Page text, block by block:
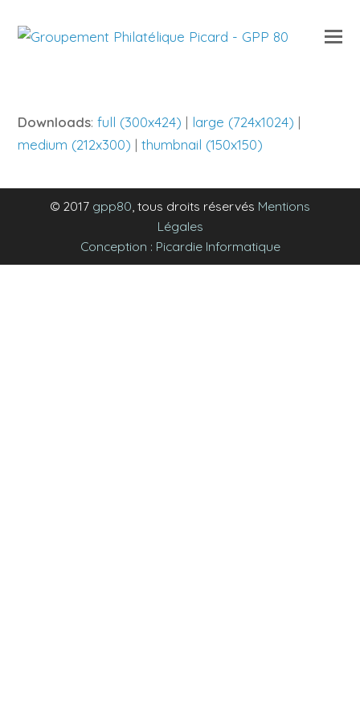
Downloads:full (300x424) | large (724x1024) |
medium (212x300) |thumbnail (150x150)
© 2017 gpp80, tous droits réservés Mentions
Légales
Conception : Picardie Informatique